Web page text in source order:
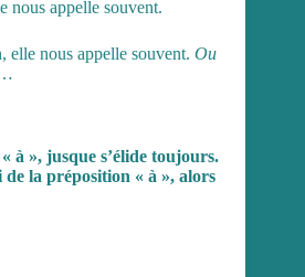
nous appelle souvent.
nous appelle souvent. Ou
à », jusque s’élide toujours.
de la préposition « à », alors